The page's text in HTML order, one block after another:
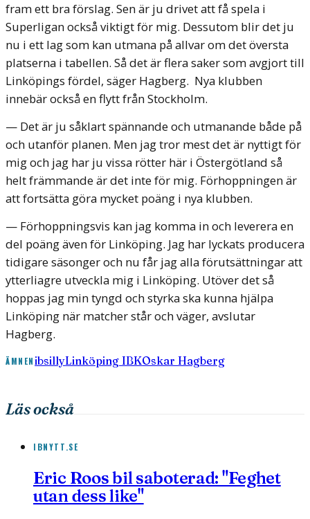
fram ett bra förslag. Sen är ju drivet att få spela i
Superligan också viktigt för mig. Dessutom blir det ju
nu i ett lag som kan utmana på allvar om det översta
platserna i tabellen. Så det är flera saker som avgjort till
Linköpings fördel, säger Hagberg. Nya klubben
innebär också en flytt från Stockholm.
— Det är ju såklart spännande och utmanande både på
och utanför planen. Men jag tror mest det är nyttigt för
mig och jag har ju vissa rötter här i Östergötland så
helt främmande är det inte för mig. Förhoppningen är
att fortsätta göra mycket poäng i nya klubben.
— Förhoppningsvis kan jag komma in och leverera en
del poäng även för Linköping. Jag har lyckats producera
tidigare säsonger och nu får jag alla förutsättningar att
ytterliagre utveckla mig i Linköping. Utöver det så
hoppas jag min tyngd och styrka ska kunna hjälpa
Linköping när matcher står och väger, avslutar
Hagberg.
ÄMNENibsillyLinköping IBKOskar Hagberg
Läs också
IBNYTT.SE
Eric Roos bil saboterad: "Feghet
utan dess like"